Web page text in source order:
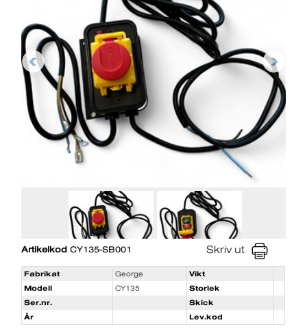
Artikelkod CY135-SB001 Skriv ut
Fabrikat George
Vikt
Modell
CY135
Storlek
Ser.nr.
Skick
År
Lev.kod